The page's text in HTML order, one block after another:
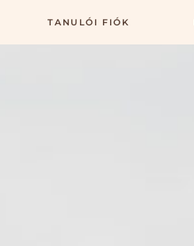
TANULÓI FIÓK